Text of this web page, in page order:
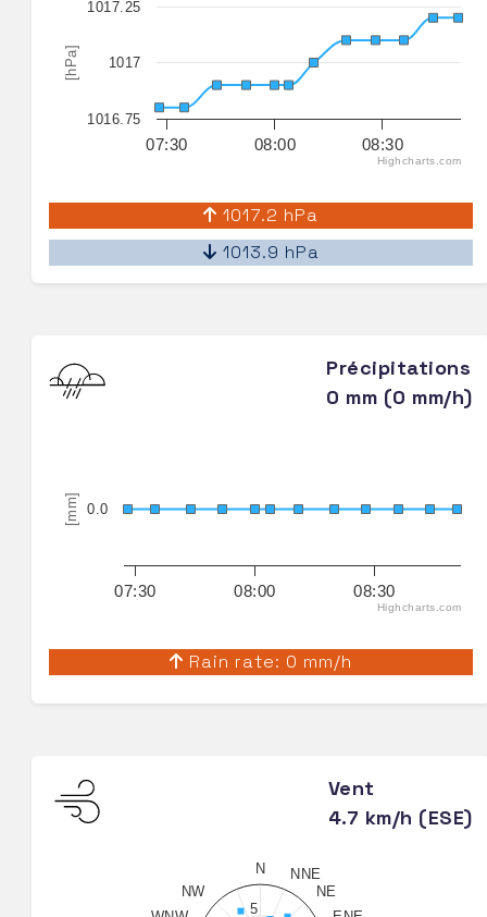
[hPa]
07:30 08:00 08:30
1016.75
1017
1017.25
Highcharts.com
1017.2 hPa
1013.9 hPa
Précipitations
0 mm (0 mm/h)
[mm]
07:30 08:00 08:30
0.0
Highcharts.com
Rain rate: 0 mm/h
Vent
4.7 km/h (ESE)
N
NNE
NE
NW
5